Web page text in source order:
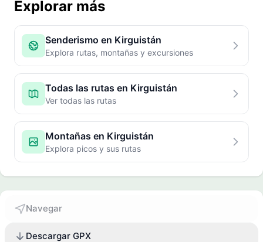
Explorar más
Senderismo en Kirguistán
Explora rutas, montañas y excursiones
Todas las rutas en Kirguistán
Ver todas las rutas
Montañas en Kirguistán
Explora picos y sus rutas
Navegar
Descargar GPX